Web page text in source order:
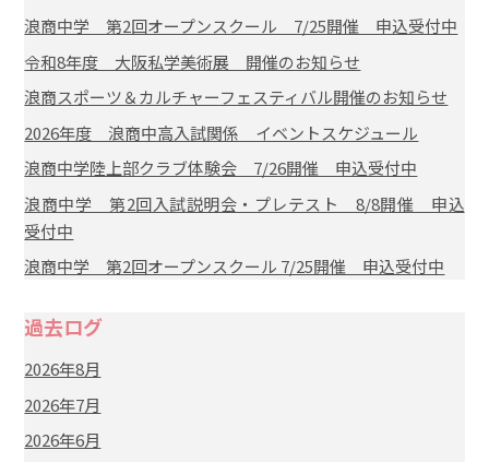
浪商中学 第2回オープンスクール 7/25開催 申込受付中
令和8年度 大阪私学美術展 開催のお知らせ
浪商スポーツ＆カルチャーフェスティバル開催のお知らせ
2026年度 浪商中高入試関係 イベントスケジュール
浪商中学陸上部クラブ体験会 7/26開催 申込受付中
浪商中学 第2回入試説明会・プレテスト 8/8開催 申込
受付中
浪商中学 第2回オープンスクール 7/25開催 申込受付中
過去ログ
2026年8月
2026年7月
2026年6月